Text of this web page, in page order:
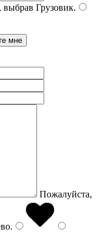
выбрав Грузовик.
Пожалуйста,
.